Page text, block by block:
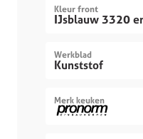
Kleur front
IJsblauw 3320
Werkblad
Kunststof
Merk keuken